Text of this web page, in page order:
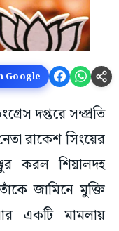
Google
দপ্তরে সম্প্রতি
রাকেশ সিংয়ের
করল শিয়ালদহ
জামিনে মুক্তি
একটি মামলায়